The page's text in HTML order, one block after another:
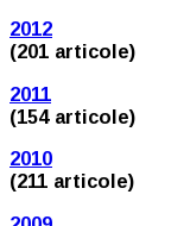
2012
(201 articole)
2011
(154 articole)
2010
(211 articole)